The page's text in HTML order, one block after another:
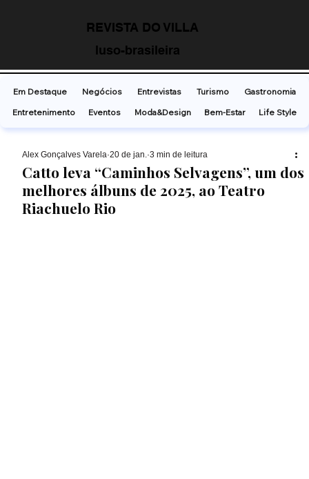
REVISTA DO VILLA
luso-brasileira
Catto leva “Caminhos Selvagens”, um dos
melhores álbuns de 2025, ao Teatro
Riachuelo Rio
Alex Gonçalves Varela 20 de jan. 3 min de leitura
Em Destaque Negócios Entrevistas Turismo
Gastronomia
Entretenimento
Eventos Moda&Design Bem-Estar Life Style